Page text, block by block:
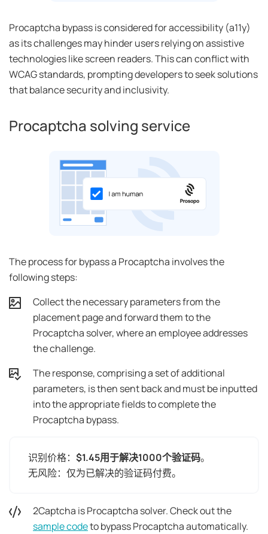
Procaptcha bypass is considered for accessibility (a11y)
as its challenges may hinder users relying on assistive
technologies like screen readers. This can conflict with
WCAG standards, prompting developers to seek solutions
that balance security and inclusivity.
Procaptcha solving service
The process for bypass a Procaptcha involves the
following steps:
Collect the necessary parameters from the
placement page and forward them to the
Procaptcha solver, where an employee addresses
the challenge.
The response, comprising a set of additional
parameters, is then sent back and must be inputted
into the appropriate fields to complete the
Procaptcha bypass.
识别价格： $1.45用于解决1000个验证码。
无风险：仅为已解决的验证码付费。
2Captcha is Procaptcha solver. Check out the
sample codeto bypass Procaptcha automatically.